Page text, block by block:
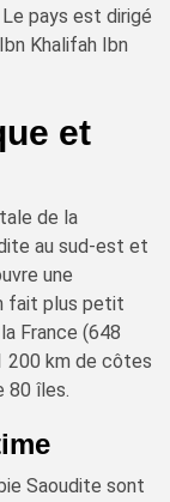
pays est dirigé
Khalifah Ibn
et
de la
au sud-est et
une
fait plus petit
France (648
200 km de côtes
80 îles.
Saoudite sont